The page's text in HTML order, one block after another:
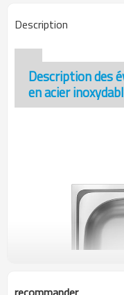
Description
Description des
en acier